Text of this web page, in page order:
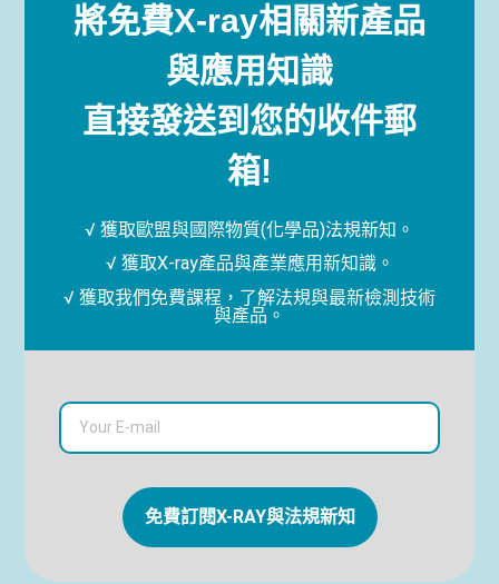
將免費X-ray相關新產品
與應用知識
直接發送到您的收件郵
箱!
√ 獲取歐盟與國際物質(化學品)法規新知。
√ 獲取X-ray產品與產業應用新知識。
√ 獲取我們免費課程，了解法規與最新檢測技術
與產品。
免費訂閱X-RAY與法規新知